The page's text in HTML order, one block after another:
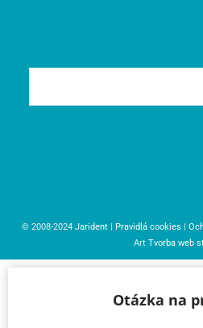
© 2008-2024 Jarident Pravidlá cookies
Art Tvorba web
Otázka na